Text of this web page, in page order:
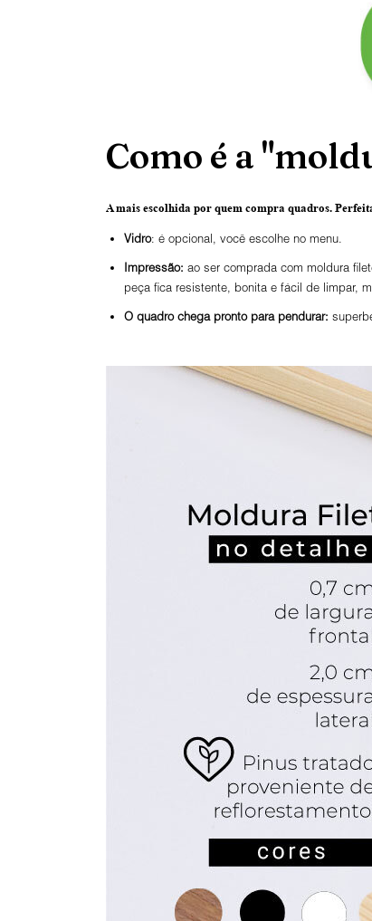
Como é a
A mais escolhida por quem compra quadros.
Vidro: é opcional, você escolhe no menu.
Impressão: ao ser comprada com moldura
peça fica resistente, bonita e fácil de limpar,
O quadro chega pronto para pendurar: